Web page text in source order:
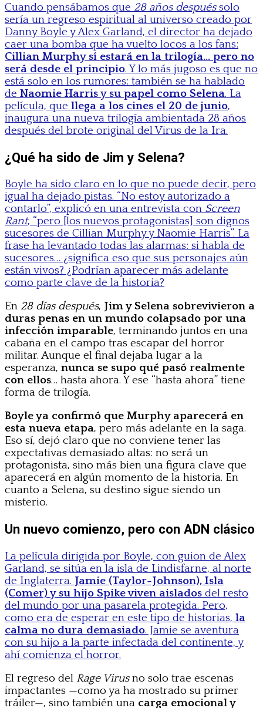
Cuando pensábamos que 28 años despuéssolo
sería un regreso espiritual al universo creado por
Danny Boyle y Alex Garland, el director ha dejado
caer una bomba que ha vuelto locos a los fans:
Cillian Murphy sí estará en la trilogía… pero no
será desde el principio. Y lo más jugoso es que no
está solo en los rumores: también se ha hablado
de Naomie Harris y su papel como Selena. La
película, que llega a los cines el 20 de junio,
inaugura una nueva trilogía ambientada 28 años
después del brote original del Virus de la Ira.
¿Qué ha sido de Jim y Selena?
Boyle ha sido claro en lo que no puede decir, pero
igual ha dejado pistas. “No estoy autorizado a
contarlo”, explicó en una entrevista con Screen
Rant, “pero [los nuevos protagonistas] son dignos
sucesores de Cillian Murphy y Naomie Harris”. La
frase ha levantado todas las alarmas: si habla de
sucesores… ¿significa eso que sus personajes aún
están vivos? ¿Podrían aparecer más adelante
como parte clave de la historia?
En 28 días después, Jim y Selena sobrevivieron a
duras penas en un mundo colapsado por una
infección imparable, terminando juntos en una
cabaña en el campo tras escapar del horror
militar. Aunque el final dejaba lugar a la
esperanza, nunca se supo qué pasó realmente
con ellos… hasta ahora. Y ese “hasta ahora” tiene
forma de trilogía.
Boyle ya confirmó que Murphy aparecerá en
esta nueva etapa, pero más adelante en la saga.
Eso sí, dejó claro que no conviene tener las
expectativas demasiado altas: no será un
protagonista, sino más bien una figura clave que
aparecerá en algún momento de la historia. En
cuanto a Selena, su destino sigue siendo un
misterio.
Un nuevo comienzo, pero con ADN clásico
La película dirigida por Boyle, con guion de Alex
Garland, se sitúa en la isla de Lindisfarne, al norte
de Inglaterra. Jamie (Taylor-Johnson), Isla
(Comer) y su hijo Spike viven aislados del resto
del mundo por una pasarela protegida. Pero,
como era de esperar en este tipo de historias, la
calma no dura demasiado. Jamie se aventura
con su hijo a la parte infectada del continente, y
ahí comienza el horror.
El regreso del Rage Virusno solo trae escenas
impactantes —como ya ha mostrado su primer
tráiler—, sino también una carga emocional y